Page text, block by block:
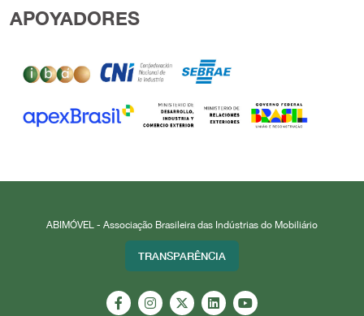
APOYADORES
ABIMÓVEL - Associação Brasileira das Indústrias do Mobiliário
TRANSPARÊNCIA